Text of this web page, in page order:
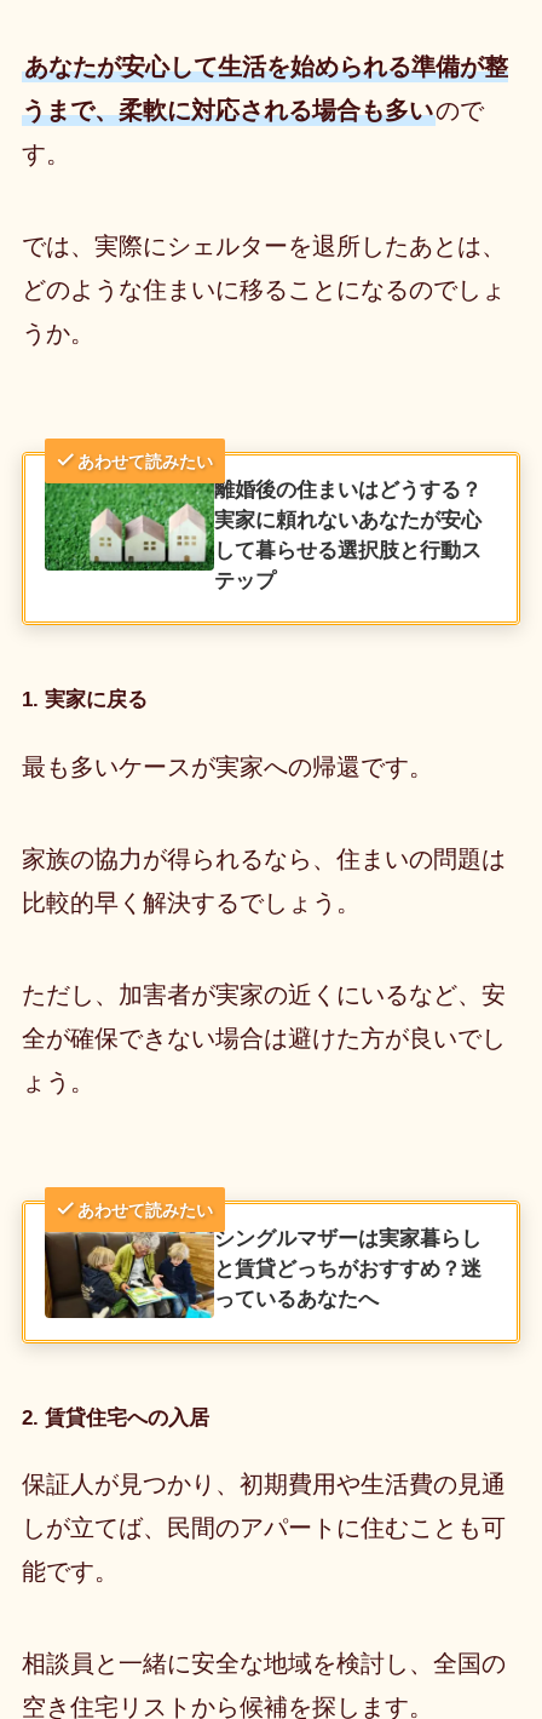
あなたが安心して生活を始められる準備が整
うまで、柔軟に対応される場合も多いので
す。
では、実際にシェルターを退所したあとは、
どのような住まいに移ることになるのでしょ
うか。
あわせて読みたい
離婚後の住まいはどうする？
実家に頼れないあなたが安心
して暮らせる選択肢と行動ス
テップ
1. 実家に戻る
最も多いケースが実家への帰還です。
家族の協力が得られるなら、住まいの問題は
比較的早く解決するでしょう。
ただし、加害者が実家の近くにいるなど、安
全が確保できない場合は避けた方が良いでし
ょう。
あわせて読みたい
シングルマザーは実家暮らし
と賃貸どっちがおすすめ？迷
っているあなたへ
2. 賃貸住宅への入居
保証人が見つかり、初期費用や生活費の見通
しが立てば、民間のアパートに住むことも可
能です。
相談員と一緒に安全な地域を検討し、全国の
空き住宅リストから候補を探します。